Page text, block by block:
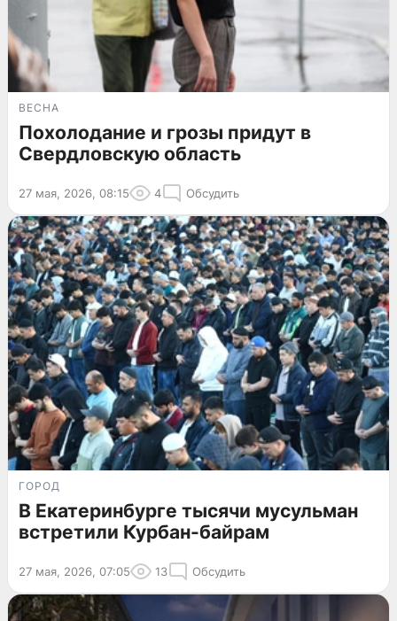
ВЕСНА
Похолодание и грозы придут в
Свердловскую область
27 мая, 2026, 08:15 4 Обсудить
ГОРОД
В Екатеринбурге тысячи мусульман
встретили Курбан-байрам
27 мая, 2026, 07:05 13 Обсудить